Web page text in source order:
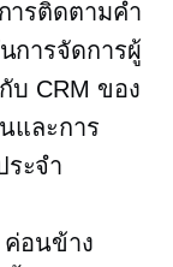
ารติดตามคำ
การจัดการผู้
บ CRM ของ
และการ
ะจำ
อนข้าง